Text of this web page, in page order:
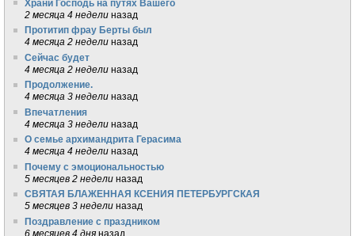
Храни Господь на путях Вашего
2 месяца 4 недели назад
Протитип фрау Берты был
4 месяца 2 недели назад
Сейчас будет
4 месяца 2 недели назад
Продолжение.
4 месяца 3 недели назад
Впечатления
4 месяца 3 недели назад
О семье архимандрита Герасима
4 месяца 4 недели назад
Почему с эмоциональностью
5 месяцев 2 недели назад
СВЯТАЯ БЛАЖЕННАЯ КСЕНИЯ ПЕТЕРБУРГСКАЯ
5 месяцев 3 недели назад
Поздравление с праздником
6 месяцев 4 дня назад